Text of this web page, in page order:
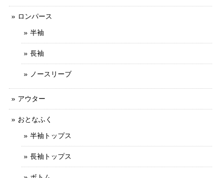
ロンパース
半袖
長袖
ノースリーブ
アウター
おとなふく
半袖トップス
長袖トップス